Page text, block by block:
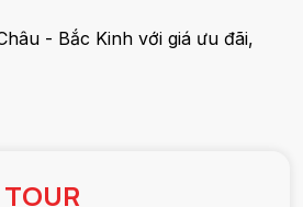
- Bắc Kinh với giá ưu đãi,